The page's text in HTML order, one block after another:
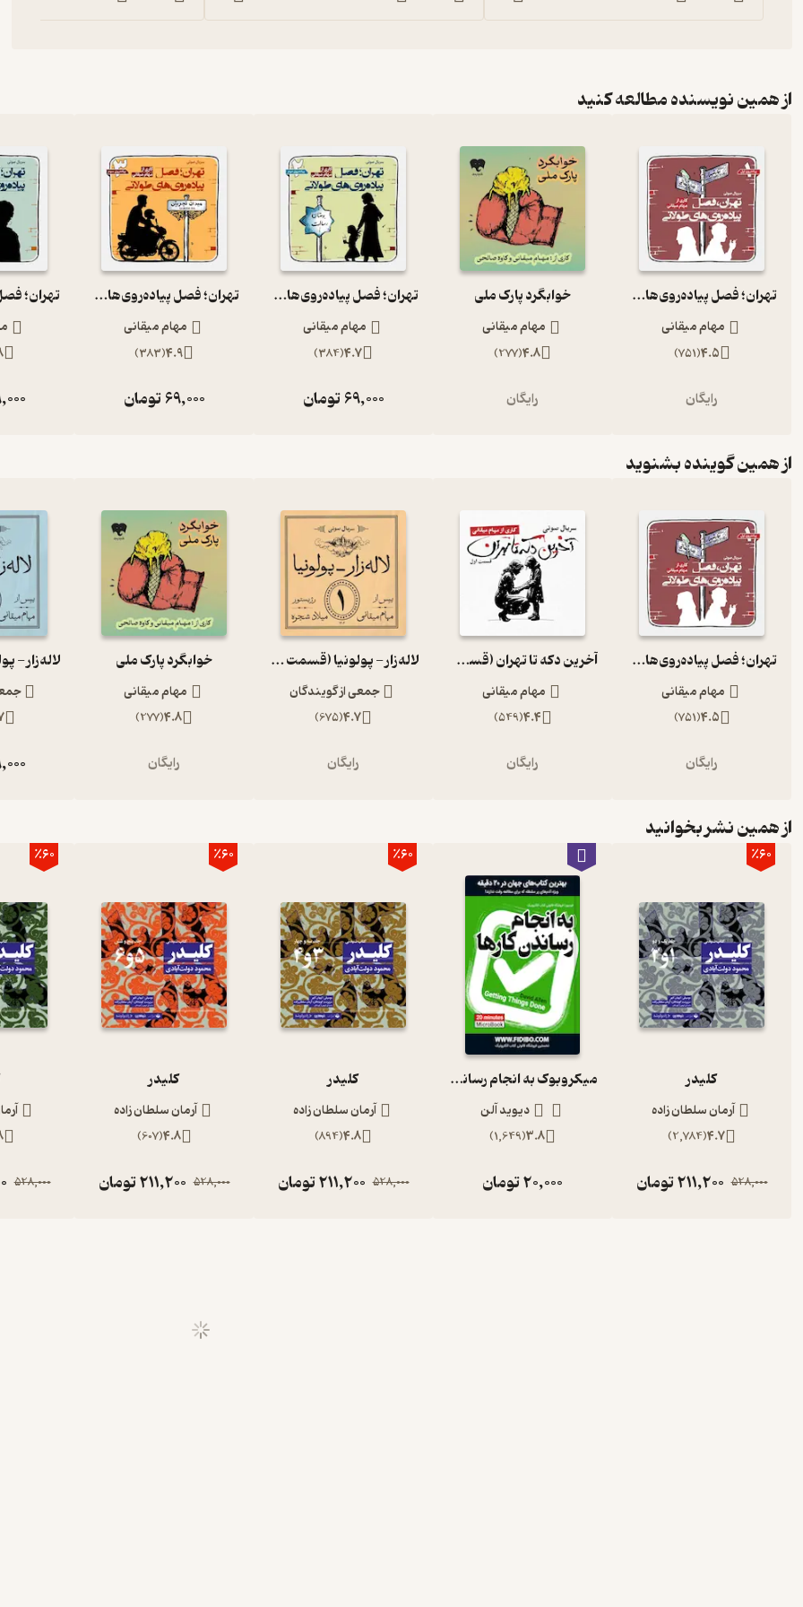
از همین نویسنده مطالعه کنید
تهران؛ فصل پیاده‌روی‌های طولانی (پیاده‌روی اول)
مهام میقانی
4.5
(
751
)
رایگان
خوابگرد پارک ملی
مهام میقانی
4.8
(
277
)
رایگان
تهران؛ فصل پیاده‌روی‌های طولانی (پیاده‌روی دوم)
مهام میقانی
4.7
(
384
)
69,000تومان
تهران؛ فصل پیاده‌روی‌های طولانی (پیاده‌روی سوم)
مهام میقانی
4.9
(
383
)
69,000تومان
از همین گوینده بشنوید
تهران؛ فصل پیاده‌روی‌های طولانی (پیاده‌روی اول)
مهام میقانی
4.5
(
751
)
رایگان
آخرین دکه تا تهران (قسمت اول) جلد 1
مهام میقانی
4.4
(
549
)
رایگان
لاله‌زار - پولونیا (قسمت اول)
جمعی از گویندگان
4.7
(
675
)
رایگان
خوابگرد پارک ملی
مهام میقانی
4.8
(
277
)
رایگان
از همین نشر بخوانید
٪60
کلیدر
آرمان سلطان زاده
4.7
(
2,784
)
528,000
211,200تومان
میکروبوک به انجام رساندن کارها
دیوید آلن
3.8
(
1,649
)
20,000تومان
٪60
کلیدر
آرمان سلطان زاده
4.8
(
894
)
528,000
211,200تومان
٪60
کلیدر
آرمان سلطان زاده
4.8
(
607
)
528,000
211,200تومان
٪60
528,000